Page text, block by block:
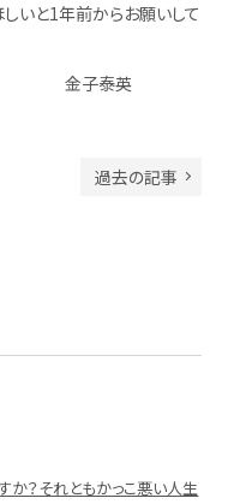
と1年前からお願いして
。 金子泰英
過去の記事
か？それともかっこ悪い人生